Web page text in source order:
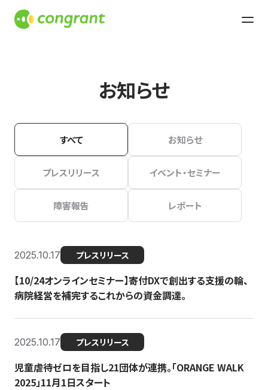
お知らせ
すべて お知らせ
プレスリリース イベント・セミナー
障害報告 レポート
2025.10.17 プレスリリース
【10/24オンラインセミナー】寄付DXで創出する支援の輪、
病院経営を補完するこれからの資金調達。
2025.10.17 プレスリリース
児童虐待ゼロを目指し21団体が連携。「ORANGE WALK
2025」11月1日スタート